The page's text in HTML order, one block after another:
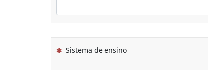
(Esta questão é obrigatória)
Sistema de ensino